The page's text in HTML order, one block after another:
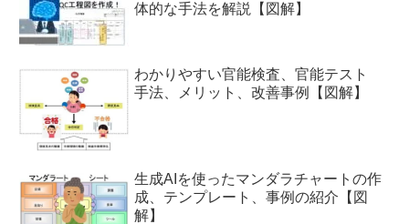
体的な手法を解説【図解】
わかりやすい官能検査、官能テスト
手法、メリット、改善事例【図解】
生成AIを使ったマンダラチャートの作
成、テンプレート、事例の紹介【図
解】